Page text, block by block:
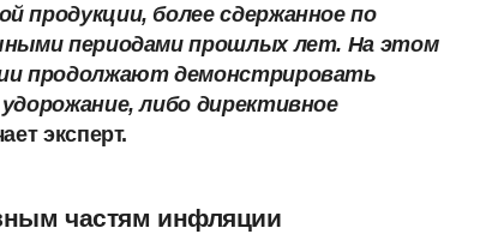
продукции, более сдержанное по
периодами прошлых лет. На этом
продолжают демонстрировать
либо директивное
эксперт.
частям инфляции